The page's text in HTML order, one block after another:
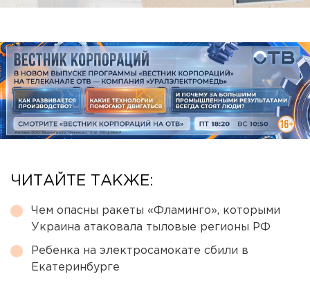
ЧИТАЙТЕ ТАКЖЕ:
Чем опасны ракеты «Фламинго», которыми
Украина атаковала тыловые регионы РФ
Ребенка на электросамокате сбили в
Екатеринбурге